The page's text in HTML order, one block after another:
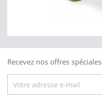
Recevez nos offres spéciales